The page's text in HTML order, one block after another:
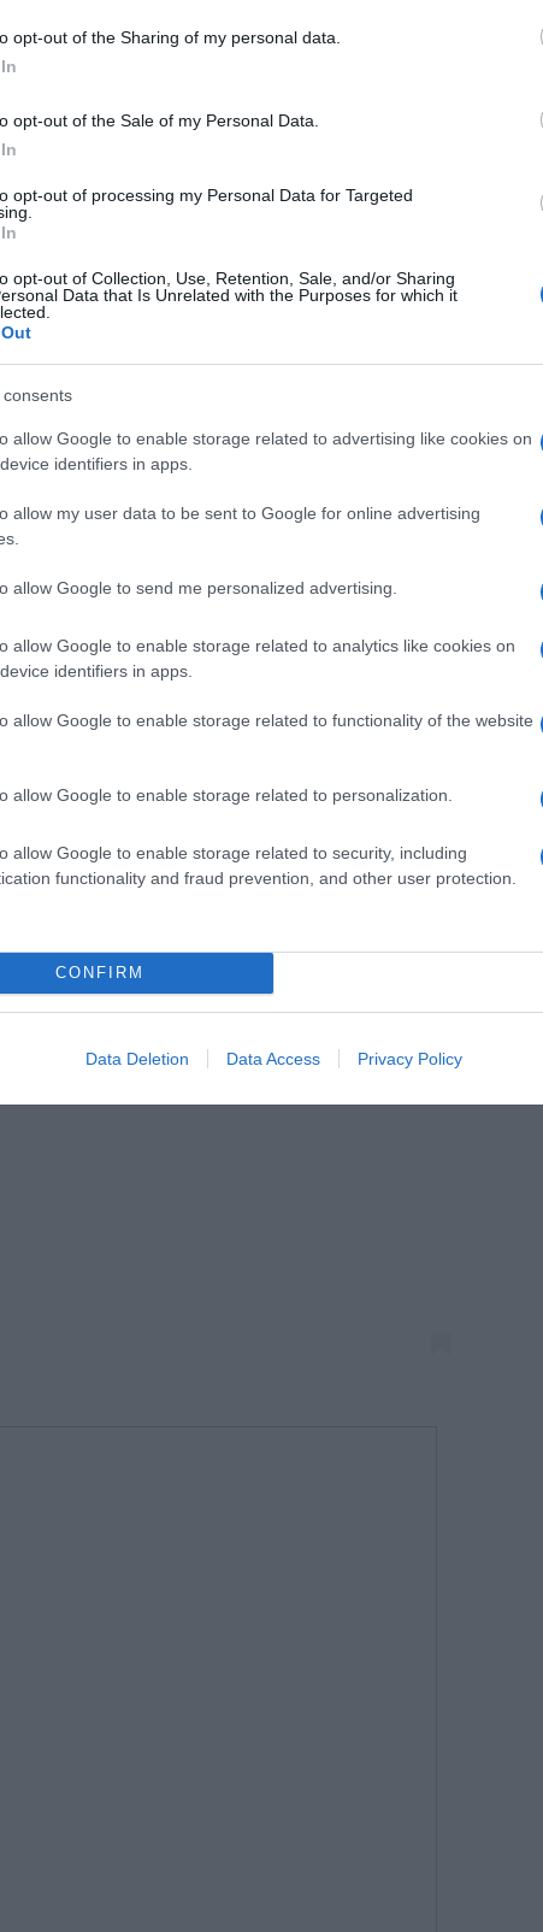
opt-out of the Sharing of my personal data.
opt-out of the Sale of my Personal Data.
opt-out of processing my Personal Data for Targeted
opt-out of Collection, Use, Retention, Sale, and/or Sharing
Data that Is Unrelated with the Purposes for which it
allow Google to enable storage related to advertising like cookies on
identifiers in apps.
allow my user data to be sent to Google for online advertising
allow Google to send me personalized advertising.
allow Google to enable storage related to analytics like cookies on
identifiers in apps.
allow Google to enable storage related to functionality of the website
allow Google to enable storage related to personalization.
allow Google to enable storage related to security, including
functionality and fraud prevention, and other user protection.
CONFIRM
Data Deletion Data Access Privacy Policy
data-instgrm-version=”12″>